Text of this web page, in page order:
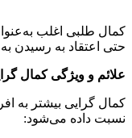
کمال طلبی اغلب
حتی اعتقاد به رسیدن
علائم و ویژگی کمال
کمال گرایی بیشتر به
نسبت داده می‌شود: